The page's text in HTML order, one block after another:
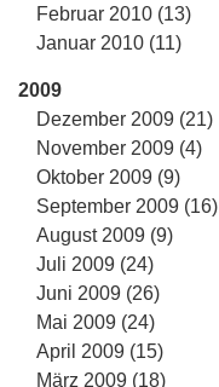
Februar 2010 (13)
Januar 2010 (11)
2009
Dezember 2009 (21)
November 2009 (4)
Oktober 2009 (9)
September 2009 (16)
August 2009 (9)
Juli 2009 (24)
Juni 2009 (26)
Mai 2009 (24)
April 2009 (15)
März 2009 (18)